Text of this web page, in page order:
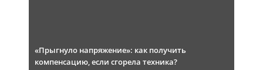
«Прыгнуло напряжение»: как получить
компенсацию, если сгорела техника?